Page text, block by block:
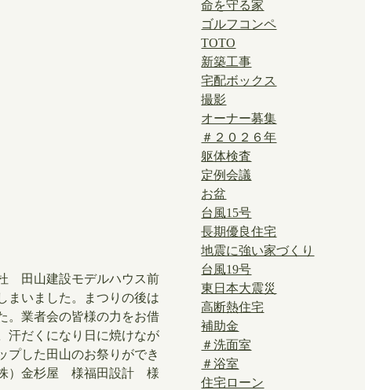
田山建設モデルハウス前
まいました。まつりの後は
。業者会の皆様の力をお借
汗だくになり日に焼けなが
プした田山のお祭りができ
）金杉屋 様福田設計 様
命を守る家
ゴルフコンペ
TOTO
新築工事
宅配ボックス
撮影
オーナー募集
＃２０２６年
躯体検査
定例会議
お盆
台風15号
長期優良住宅
地震に強い家づくり
台風19号
東日本大震災
高断熱住宅
補助金
＃洗面室
＃浴室
住宅ローン